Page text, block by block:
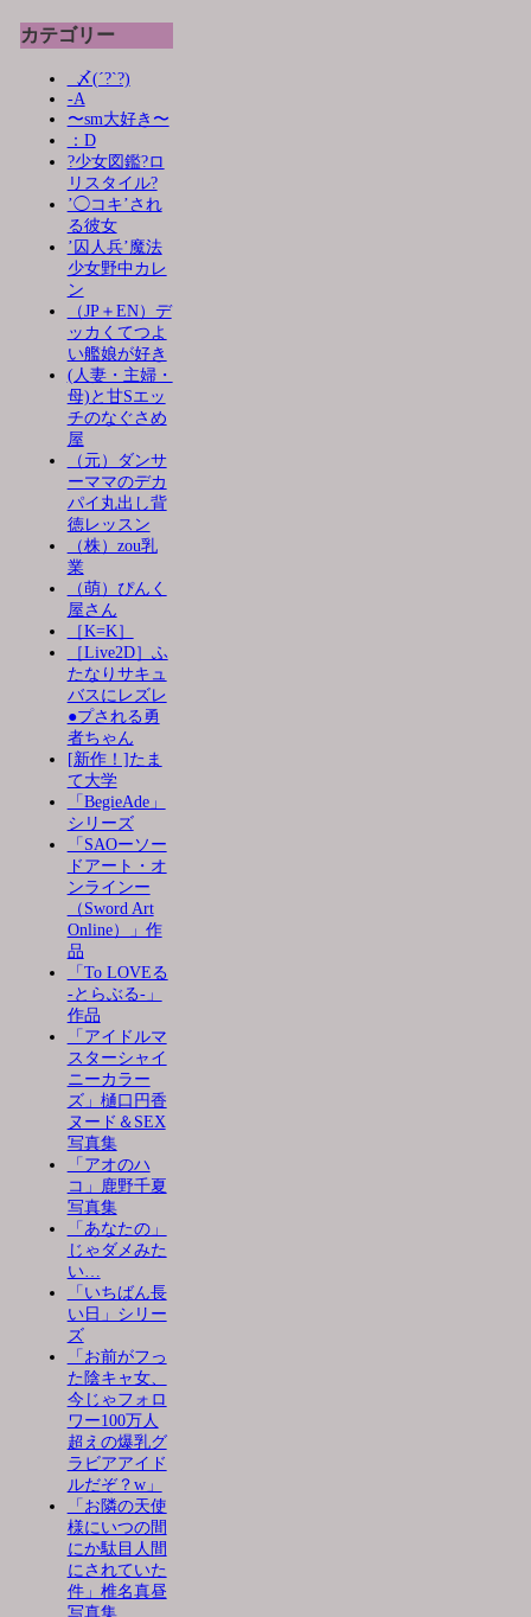
カテゴリー
_〆(´?`?)
-A
〜sm大好き〜
：D
?少女図鑑?ロ
リスタイル?
’◯コキ’され
る彼女
’囚人兵’魔法
少女野中カレ
ン
（JP＋EN）デ
ッカくてつよ
い艦娘が好き
(人妻・主婦・
母)と甘Sエッ
チのなぐさめ
屋
（元）ダンサ
ーママのデカ
パイ丸出し背
徳レッスン
（株）zou乳
業
（萌）ぴんく
屋さん
［K=K］
［Live2D］ふ
たなりサキュ
バスにレズレ
●プされる勇
者ちゃん
[新作！]たま
て大学
「BegieAde」
シリーズ
「SAOーソー
ドアート・オ
ンラインー
（Sword Art
Online）」作
品
「To LOVEる
-とらぶる-」
作品
「アイドルマ
スターシャイ
ニーカラー
ズ」樋口円香
ヌード＆SEX
写真集
「アオのハ
コ」鹿野千夏
写真集
「あなたの」
じゃダメみた
い…
「いちばん長
い日」シリー
ズ
「お前がフっ
た陰キャ女、
今じゃフォロ
ワー100万人
超えの爆乳グ
ラビアアイド
ルだぞ？w」
「お隣の天使
様にいつの間
にか駄目人間
にされていた
件」椎名真昼
写真集